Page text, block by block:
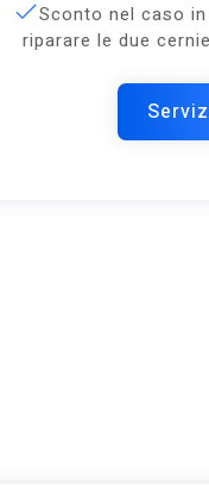
Sconto nel caso
riparare le due